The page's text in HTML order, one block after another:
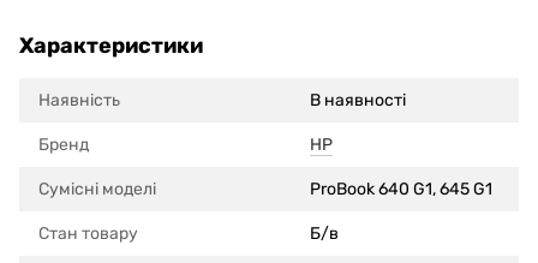
Характеристики
Наявність В наявності
Бренд HP
Сумісні моделi ProBook 640 G1, 645 G1
Стан товару Б/в